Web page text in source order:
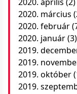
2020. március
2020. február
2020. január(3)
2019.
2019.
2019. október
2019.